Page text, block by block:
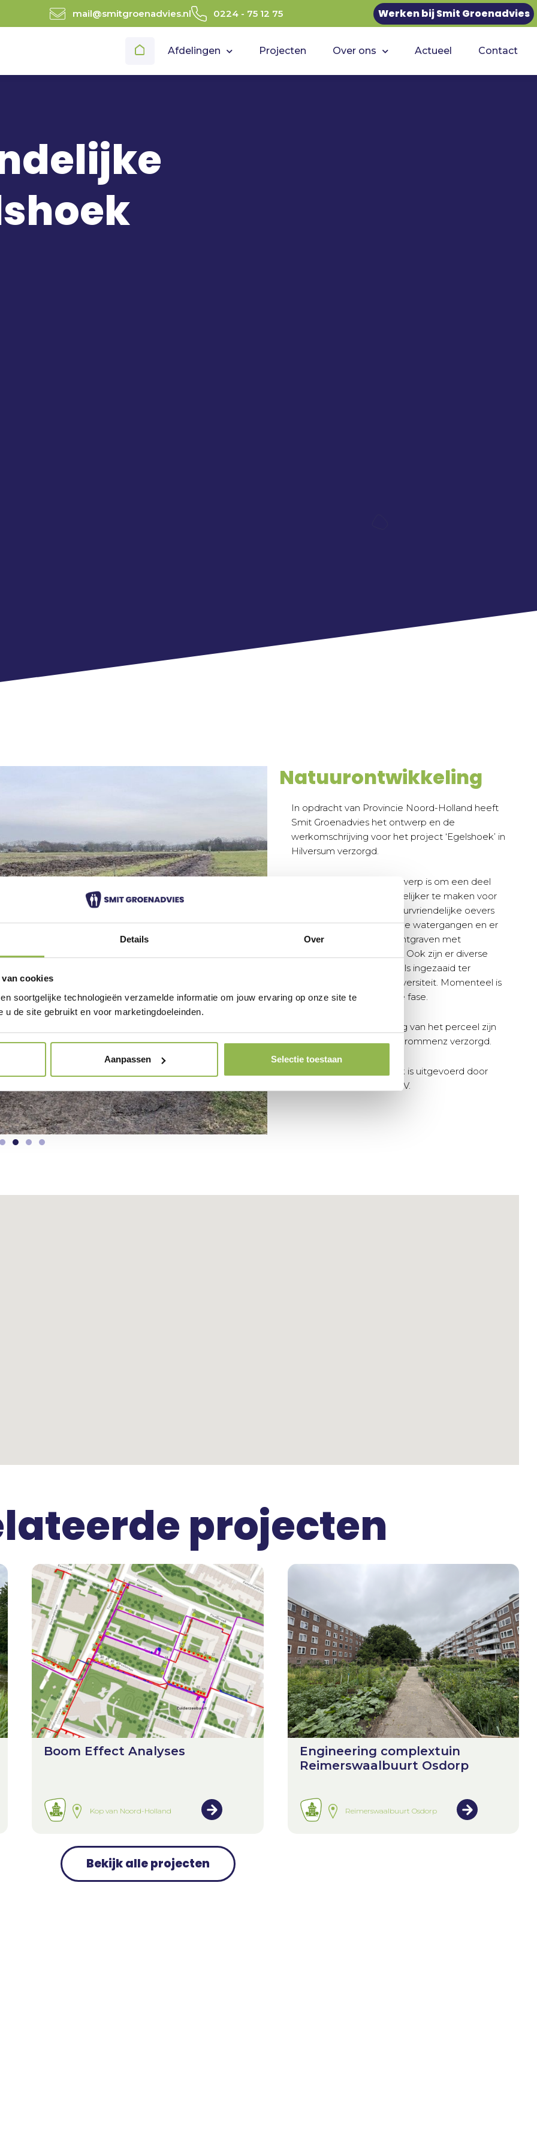
Details Over
cookies
soortgelijke technologieën verzamelde informatie om jouw ervaring op onze site te
u de site gebruikt en voor marketingdoeleinden.
Aanpassen Selectie toestaan
mail@smitgroenadvies.nl 0224 - 75 12 75 Werken bij Smit Groenadvies
Afdelingen Projecten Over ons Actueel Contact
Natuurontwikkeling
In opdracht van Provincie Noord-Holland heeft
Smit Groenadvies het ontwerp en de
werkomschrijving voor het project ‘Egelshoek’ in
Hilversum verzorgd.
Doel van het nieuwe ontwerp is om een deel
van het perceel aantrekkelijker te maken voor
flora en fauna. Er zijn natuurvriendelijke oevers
aangebracht bij bestaande watergangen en er
zijn extra watergangen ontgraven met
natuurvriendelijke oevers. Ook zijn er diverse
soorten bloemenmengsels ingezaaid ter
bevordering van de biodiversiteit. Momenteel is
het project in afrondende fase.
Vergunningen en inmeting van het perceel zijn
door onze collega’s van Prommenz verzorgd.
Archeologisch onderzoek is uitgevoerd door
Hollandia Archeologen B.V.
projecten
Boom Effect Analyses
Kop van Noord-Holland
Engineering complextuin
Reimerswaalbuurt Osdorp
Reimerswaalbuurt Osdorp
Bekijk alle projecten